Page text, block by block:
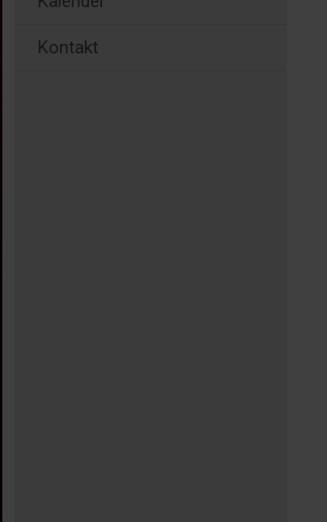
Kontakt